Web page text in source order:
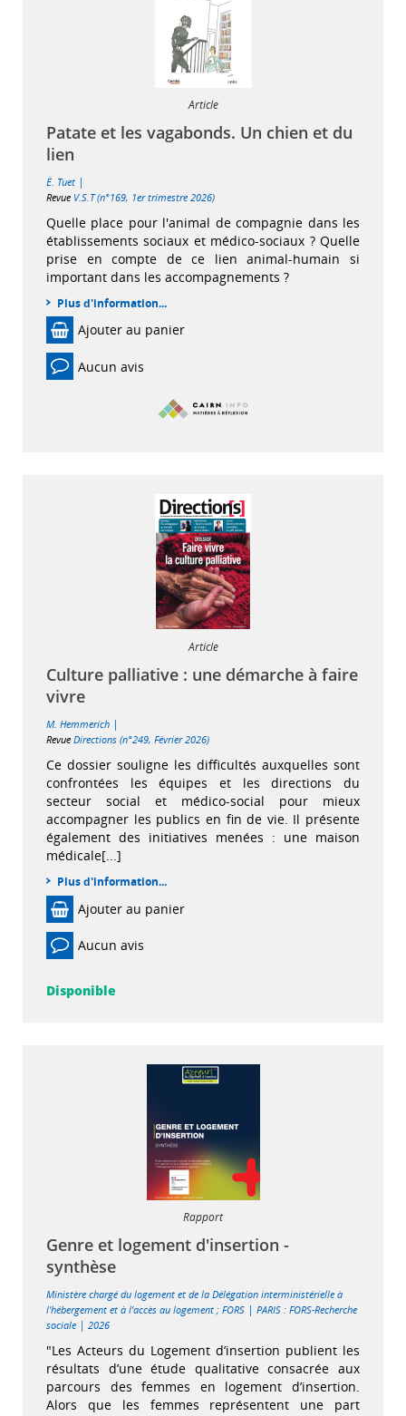
Article
Patate et les vagabonds. Un chien et du
lien
É. Tuet |
Revue V.S.T (n°169, 1er trimestre 2026)
Quelle place pour l'animal de compagnie dans les
établissements sociaux et médico-sociaux ? Quelle
prise en compte de ce lien animal-humain si
important dans les accompagnements ?
Plus d'information...
Ajouter au panier
Aucun avis
Article
Culture palliative : une démarche à faire
vivre
M. Hemmerich |
Revue Directions (n°249, Février 2026)
Ce dossier souligne les difficultés auxquelles sont
confrontées les équipes et les directions du
secteur social et médico-social pour mieux
accompagner les publics en fin de vie. Il présente
également des initiatives menées : une maison
médicale[...]
Plus d'information...
Ajouter au panier
Aucun avis
Disponible
Rapport
Genre et logement d'insertion -
synthèse
Ministère chargé du logement et de la Délégation interministérielle à
l'hébergement et à l'accès au logement ; FORS | PARIS : FORS-Recherche
sociale | 2026
"Les Acteurs du Logement d’insertion publient les
résultats d’une étude qualitative consacrée aux
parcours des femmes en logement d’insertion.
Alors que les femmes représentent une part